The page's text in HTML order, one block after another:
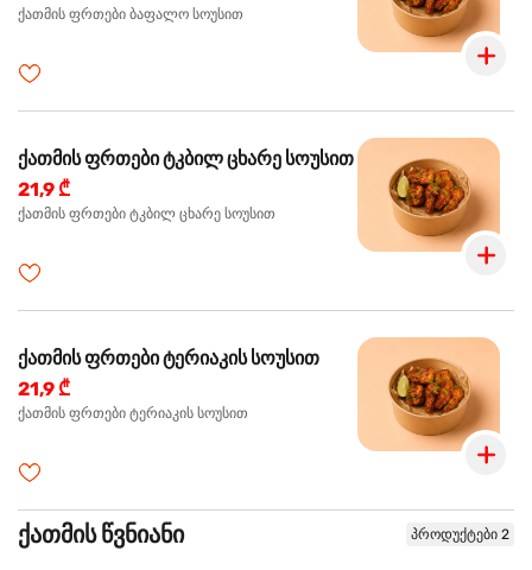
ქათმის ფრთები ბაფალო სოუსით
ქათმის ფრთები ტკბილ ცხარე სოუსით
21,9 ₾
ქათმის ფრთები ტკბილ ცხარე სოუსით
ქათმის ფრთები ტერიაკის სოუსით
21,9 ₾
ქათმის ფრთები ტერიაკის სოუსით
ქათმის წვნიანი პროდუქტები 2